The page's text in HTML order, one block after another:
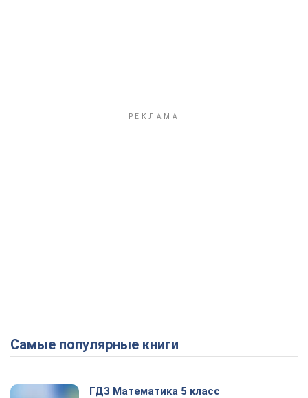
Самые популярные книги
ГДЗ Математика 5 класс